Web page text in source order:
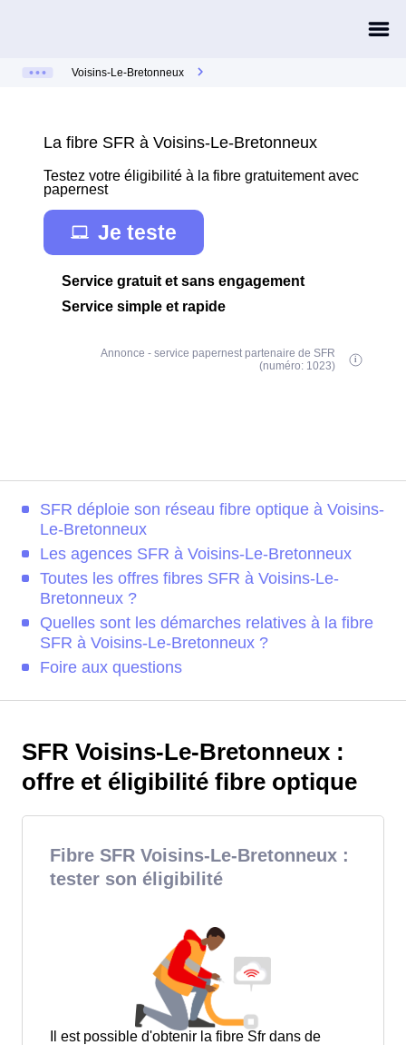
Voisins-Le-Bretonneux
La fibre SFR à Voisins-Le-Bretonneux
Testez votre éligibilité à la fibre gratuitement avec
papernest
Je teste
Service gratuit et sans engagement
Service simple et rapide
Annonce - service papernest partenaire de SFR
(numéro: 1023)
SFR déploie son réseau fibre optique à Voisins-
Le-Bretonneux
Les agences SFR à Voisins-Le-Bretonneux
Toutes les offres fibres SFR à Voisins-Le-
Bretonneux ?
Quelles sont les démarches relatives à la fibre
SFR à Voisins-Le-Bretonneux ?
Foire aux questions
SFR Voisins-Le-Bretonneux :
offre et éligibilité fibre optique
Fibre SFR Voisins-Le-Bretonneux :
tester son éligibilité
Il est possible d'obtenir la fibre Sfr dans de